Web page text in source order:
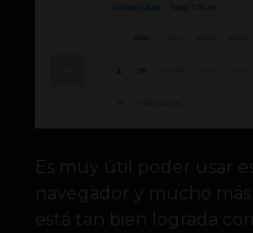
Es muy útil poder usar
navegador y mucho
está tan bien lograda